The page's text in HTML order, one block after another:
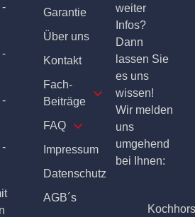
-
-
-
-
Garantie
Über uns
Kontakt
Fach-
Beiträge
FAQ
Impressum
Datenschutz
AGB´s
weiter
Infos?
Dann
lassen Sie
es uns
wissen!
Wir melden
uns
umgehend
bei Ihnen: